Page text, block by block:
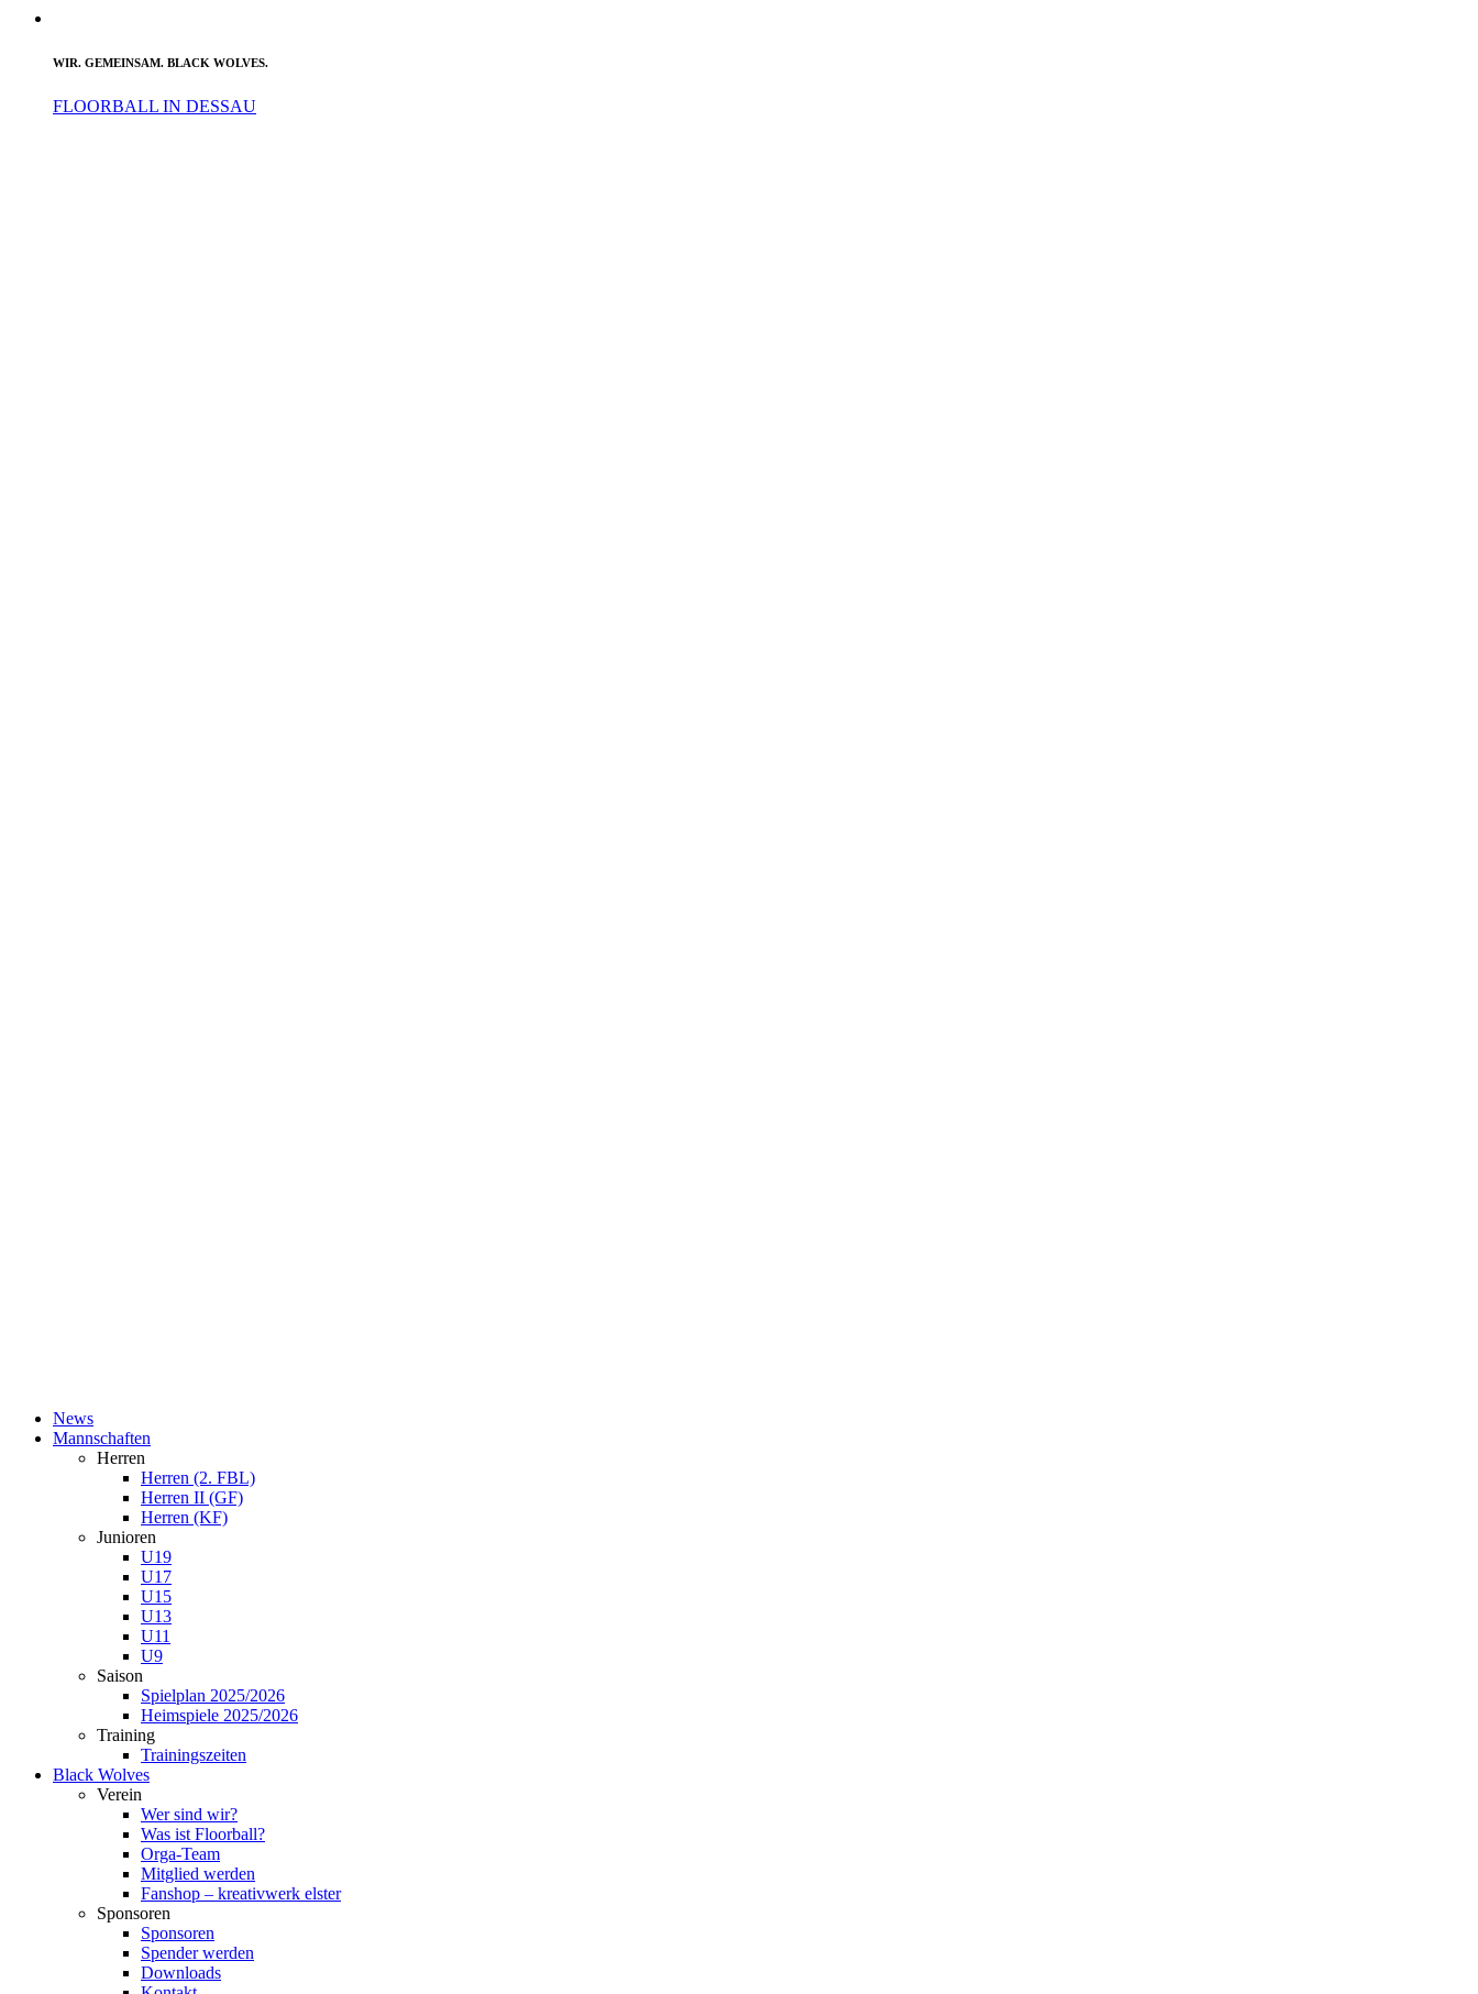
WIR. GEMEINSAM. BLACK WOLVES.
FLOORBALL IN DESSAU
News
Mannschaften
Herren
Herren (2. FBL)
Herren II (GF)
Herren (KF)
Junioren
U19
U17
U15
U13
U11
U9
Saison
Spielplan 2025/2026
Heimspiele 2025/2026
Training
Trainingszeiten
Black Wolves
Verein
Wer sind wir?
Was ist Floorball?
Orga-Team
Mitglied werden
Fanshop – kreativwerk elster
Sponsoren
Sponsoren
Spender werden
Downloads